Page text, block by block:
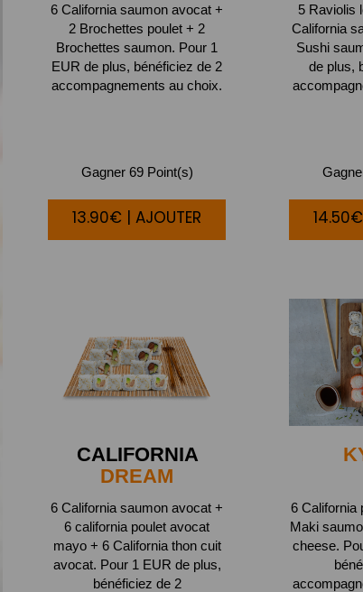
6 California saumon avocat +
2 Brochettes poulet + 2
Brochettes saumon. Pour 1
EUR de plus, bénéficiez de 2
accompagnements au choix.
Gagner 69 Point(s)
13.90€ | AJOUTER
5 Raviolis
California
Sushi
de plus,
CALIFORNIA
DREAM
6 California saumon avocat +
6 california poulet avocat
mayo + 6 California thon cuit
avocat. Pour 1 EUR de plus,
bénéficiez de 2
6 California
Maki
cheese.